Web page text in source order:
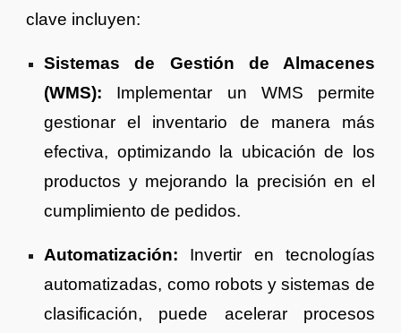
clave incluyen:
Sistemas de Gestión de Almacenes
(WMS): Implementar un WMS permite
gestionar el inventario de manera más
efectiva, optimizando la ubicación de los
productos y mejorando la precisión en el
cumplimiento de pedidos.
Automatización: Invertir en tecnologías
automatizadas, como robots y sistemas de
clasificación, puede acelerar procesos